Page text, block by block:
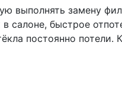
выполнять замену
салоне, быстрое
постоянно потели.